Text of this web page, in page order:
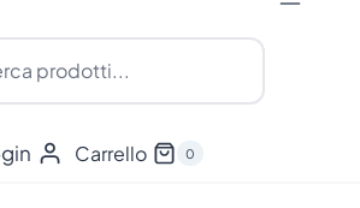
Carrello 0